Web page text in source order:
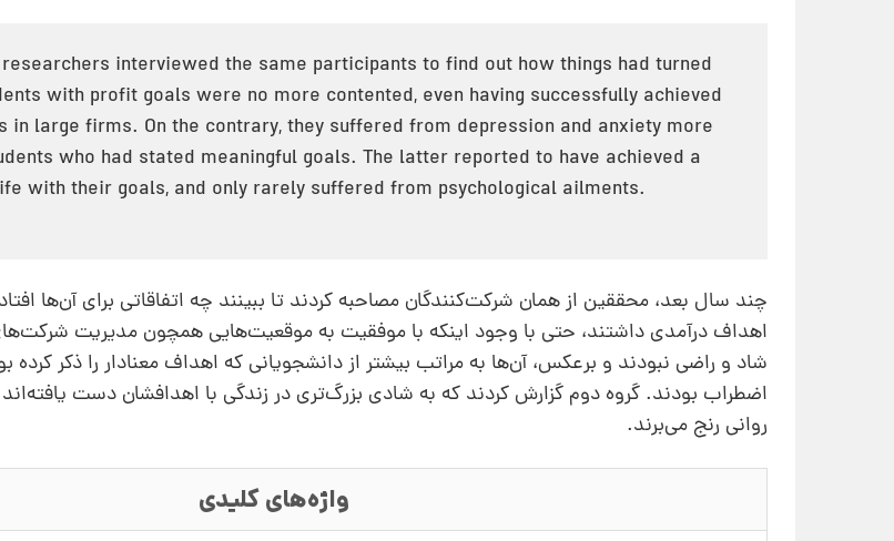
interviewed the same participants to find out how things had turned
with profit goals were no more contented, even having successfully achieved
in large firms. On the contrary, they suffered from depression and anxiety more
who had stated meaningful goals. The latter reported to have achieved a
with their goals, and only rarely suffered from psychological ailments.
چند سال بعد، محققین از همان شرکت‌کنندگان مصاحبه کردند تا ببینند چه اتفاقاتی برای آن‌ها
اهداف درآمدی داشتند، حتی با وجود اینکه با موفقیت به موقعیت‌هایی همچون مدیریت
شاد و راضی نبودند و برعکس، آن‌ها به مراتب بیشتر از دانشجویانی که اهداف معنادار را ذکر کرده
اضطراب بودند. گروه دوم گزارش کردند که به شادی بزرگ‌تری در زندگی با اهدافشان دست
روانی رنج می‌برند.
واژه‌های کلیدی